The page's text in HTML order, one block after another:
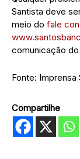
Santista deve
meio do fale
comunicação
Fonte: Imprensa
Compartilhe